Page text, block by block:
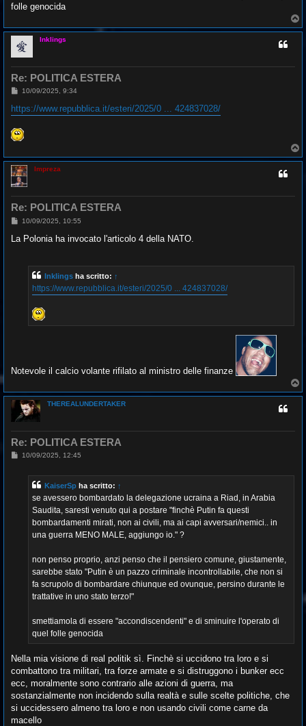
folle genocida
o
Inklings
Re: POLITICA ESTERA
M
s
s
g
g
o
10/09/2025, 9:34
https://www.repubblica.it/esteri/2025/0 ... 424837028/
o
Impreza
Re: POLITICA ESTERA
M
s
10/09/2025, 10:55
La Polonia ha invocato l'articolo 4 della NATO.
Inklings ha scritto: ↑
https://www.repubblica.it/esteri/2025/0 ... 424837028/
Notevole il calcio volante rifilato al ministro delle finanze
o
THEREALUNDERTAKER
Re: POLITICA ESTERA
M10/09/2025, 12:45
KaiserSp ha scritto: ↑
se avessero bombardato la delegazione ucraina a Riad, in Arabia
Saudita, saresti venuto qui a postare "finchè Putin fa questi
bombardamenti mirati, non ai civili, ma ai capi avversari/nemici.. in
una guerra MENO MALE, aggiungo io." ?
non penso proprio, anzi penso che il pensiero comune, giustamente,
sarebbe stato "Putin è un pazzo criminale incontrollabile, che non si
fa scrupolo di bombardare chiunque ed ovunque, persino durante le
trattative in uno stato terzo!"
smettiamola di essere "accondiscendenti" e di sminuire l'operato di
quel folle genocida
Nella mia visione di real politik sì. Finchè si uccidono tra loro e si
combattono tra militari, tra forze armate e si distruggono i bunker ecc
ecc, moralmente sono contrario alle azioni di guerra, ma
sostanzialmente non incidendo sulla realtà e sulle scelte politiche, che
si uccidessero almeno tra loro e non usando civili come carne da
macello